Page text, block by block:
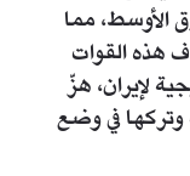
الأوسط، مما
هذه القوات
لإيران، هزّ
وتركها في وضع